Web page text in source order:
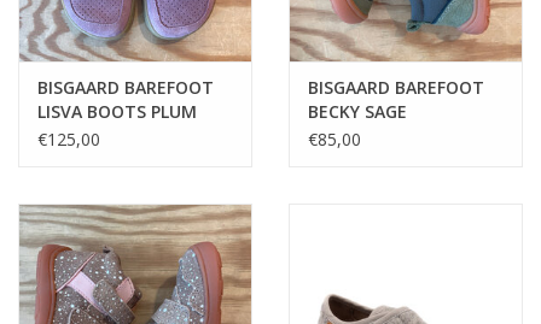
BISGAARD BAREFOOT
LISVA BOOTS PLUM
€125,00
BISGAARD BAREFOOT
BECKY SAGE
€85,00